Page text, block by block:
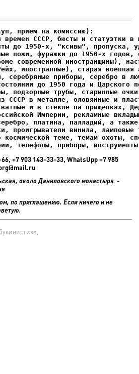
времен СССР, бюсты и статуэтки в
до 1950-х, "ксивы", пропуска,
и в стекле на прищепках,
телефоны, приборы,
+7 903 143-33-33, WhatsUpp +7 985
около Даниловского монастыря -
по приглашению. Если ничего и не